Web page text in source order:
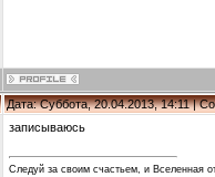
Дата: Суббота, 20.04.2013, 14:11 |
записываюсь
Следуй за своим счастьем, и Вселенная